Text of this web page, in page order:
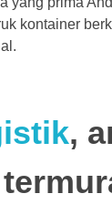
kontainer
,